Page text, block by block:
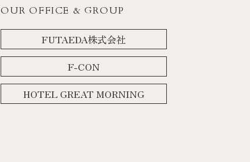
OUR OFFICE & GROUP
FUTAEDA株式会社
F-CON
HOTEL GREAT MORNING